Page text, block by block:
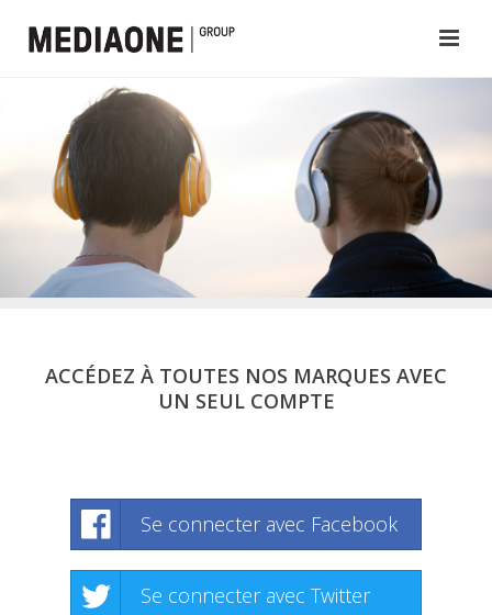
ACCÉDEZ À TOUTES NOS MARQUES AVEC
UN SEUL COMPTE
Se connecter avec Facebook
Se connecter avec Twitter